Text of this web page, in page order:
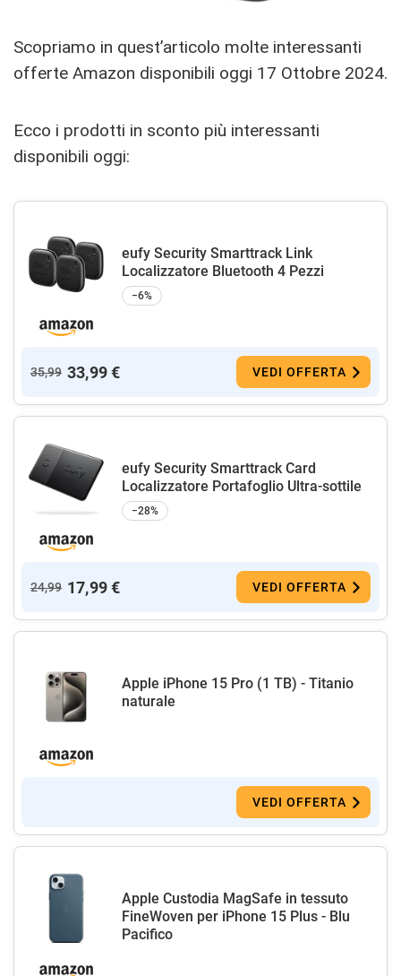
Scopriamo in quest’articolo molte interessanti
offerte Amazon disponibili oggi 17 Ottobre 2024.
Ecco i prodotti in sconto più interessanti
disponibili oggi:
eufy Security Smarttrack Link
Localizzatore Bluetooth 4 Pezzi
−6%
35,99 33,99 € VEDI OFFERTA
eufy Security Smarttrack Card
Localizzatore Portafoglio Ultra-sottile
−28%
24,99 17,99 € VEDI OFFERTA
Apple iPhone 15 Pro (1 TB) - Titanio
naturale
VEDI OFFERTA
Apple Custodia MagSafe in tessuto
FineWoven per iPhone 15 Plus - Blu
Pacifico ​​​​​​​